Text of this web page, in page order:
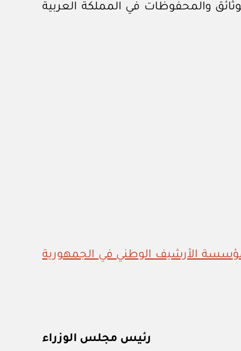
المركز الوطني للوثائق والمحفوظات في المملكة العربية
الأرشيف الوطني في الجمهورية
رئيس مجلس الوزراء